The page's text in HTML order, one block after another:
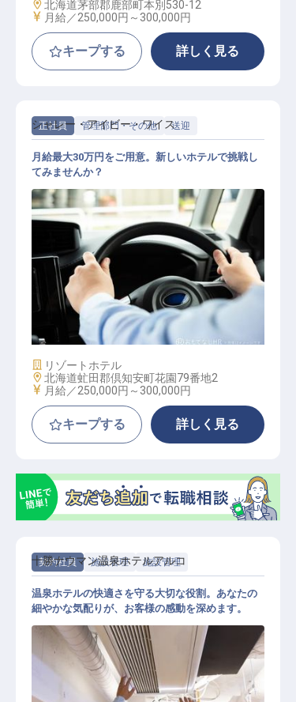
勤務地
北海道茅部郡鹿部町本別530-12
給与
月給／250,000円～ 300,000円
キープする 詳しく見る
正社員 管理部門・その他 送迎
ドライバー兼施設管理
シャレー・アイビー・ワイス
月給最大30万円をご用意。新しいホテルで挑戦し
てみませんか？
施設業態
リゾートホテル
勤務地
北海道虻田郡倶知安町花園79番地2
給与
月給／250,000円～ 300,000円
キープする 詳しく見る
契約社員 施設管理 施設管理
十勝ナウマン温泉ホテルアルコ
温泉ホテルの快適さを守る大切な役割。あなたの
細やかな気配りが、お客様の感動を深めます。